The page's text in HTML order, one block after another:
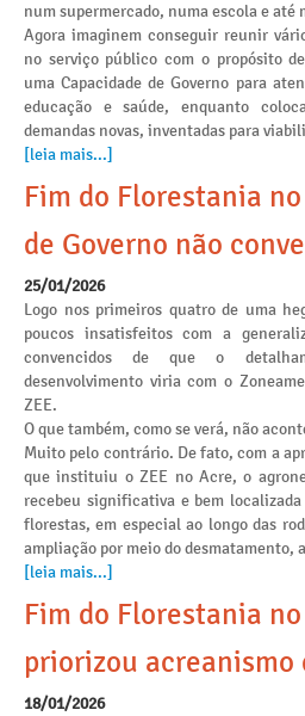
num supermercado, numa escola e até
Agora imaginem conseguir reunir
no serviço público com o propósito
uma Capacidade de Governo para
educação e saúde, enquanto
demandas novas, inventadas para
[leia mais...]
Fim do Florestania
de Governo não
25/01/2026
Logo nos primeiros quatro de uma
poucos insatisfeitos com a
convencidos de que o
desenvolvimento viria com o
ZEE.
O que também, como se verá, não
Muito pelo contrário. De fato, com a
que instituiu o ZEE no Acre, o
recebeu significativa e bem
florestas, em especial ao longo das
ampliação por meio do desmatamento,
[leia mais...]
Fim do Florestania
priorizou acreanismo
18/01/2026